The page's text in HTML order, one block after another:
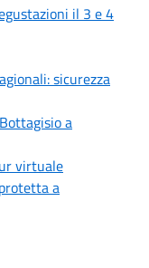
il 3 e 4
sicurezza
a
virtuale
a